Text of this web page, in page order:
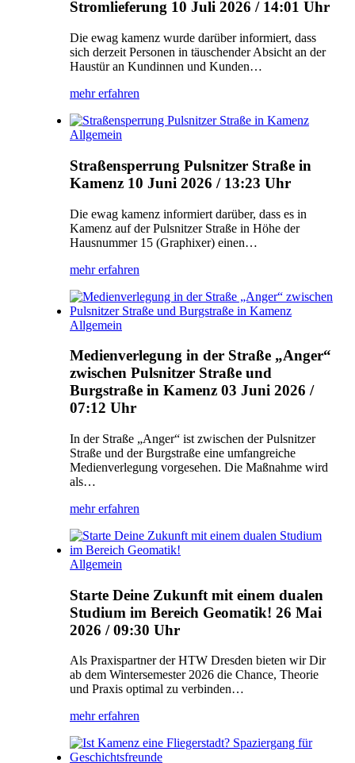
Stromlieferung 10 Juli 2026 / 14:01 Uhr
Die ewag kamenz wurde darüber informiert, dass
sich derzeit Personen in täuschender Absicht an der
Haustür an Kundinnen und Kunden…
mehr erfahren
Allgemein
Straßensperrung Pulsnitzer Straße in
Kamenz 10 Juni 2026 / 13:23 Uhr
Die ewag kamenz informiert darüber, dass es in
Kamenz auf der Pulsnitzer Straße in Höhe der
Hausnummer 15 (Graphixer) einen…
mehr erfahren
Allgemein
Medienverlegung in der Straße „Anger“
zwischen Pulsnitzer Straße und
Burgstraße in Kamenz 03 Juni 2026 /
07:12 Uhr
In der Straße „Anger“ ist zwischen der Pulsnitzer
Straße und der Burgstraße eine umfangreiche
Medienverlegung vorgesehen. Die Maßnahme wird
als…
mehr erfahren
Allgemein
Starte Deine Zukunft mit einem dualen
Studium im Bereich Geomatik! 26 Mai
2026 / 09:30 Uhr
Als Praxispartner der HTW Dresden bieten wir Dir
ab dem Wintersemester 2026 die Chance, Theorie
und Praxis optimal zu verbinden…
mehr erfahren